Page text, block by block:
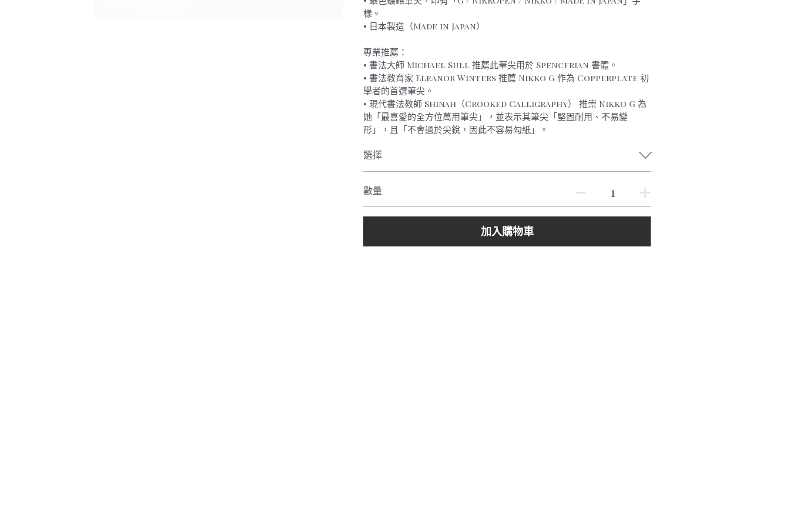
樣。
• 日本製造（Made in Japan）
專業推薦：
• 書法大師 Michael Sull 推薦此筆尖用於 Spencerian 書體。
• 書法教育家 Eleanor Winters 推薦 Nikko G 作為 Copperplate 初
學者的首選筆尖。
• 現代書法教師 Shinah（Crooked Calligraphy） 推崇 Nikko G 為
她「最喜愛的全方位萬用筆尖」，並表示其筆尖「堅固耐用、不易變
形」，且「不會過於尖銳，因此不容易勾紙」。
選擇
數量
加入購物車